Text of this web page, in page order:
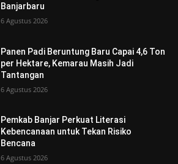
Banjarbaru
6 Agustus 2026
Panen Padi Beruntung Baru Capai 4,6 Ton
per Hektare, Kemarau Masih Jadi
Tantangan
6 Agustus 2026
Pemkab Banjar Perkuat Literasi
Kebencanaan untuk Tekan Risiko
Bencana
6 Agustus 2026